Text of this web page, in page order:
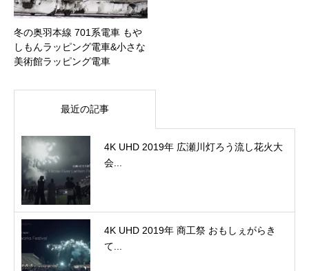
冬の奥羽本線 701系電車 もや
しもんラッピング電車&小さな
美術館ラッピング電車
最近の記事
4K UHD 2019年 広瀬川灯ろう流し花火大
会...
4K UHD 2019年 商工祭 おもしぇがらき
て...